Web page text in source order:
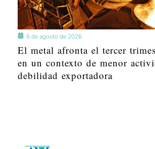
6 de agosto de 2026
El metal afronta el tercer
en un contexto de menor
debilidad exportadora